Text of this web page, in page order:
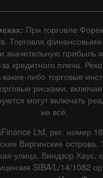
При торговле
Торговля
значительную прибыль
кредитного плеча.
какие-либо торговые
рисками,
могут включать
не всё.
Ltd, рег. номер
Виргинские острова,
улица, Виндзор Хаус,
SIBA/L/14/1082